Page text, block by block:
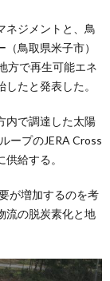
ネジメントと、鳥
鳥取県米子市）
方で再生可能エネ
たと発表した。
内で調達した太陽
ープのJERA Cross
給する。
が増加するのを考
流の脱炭素化と地